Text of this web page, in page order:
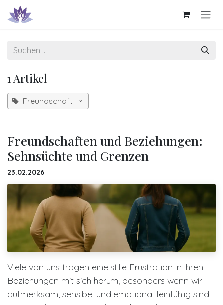
Zum Inhalt springen
1 Artikel
Freundschaft ×
Freundschaften und Beziehungen:
Sehnsüchte und Grenzen
23.02.2026
Viele von uns tragen eine stille Frustration in ihren
Beziehungen mit sich herum, besonders wenn wir
aufmerksam, sensibel und emotional feinfühlig sind.